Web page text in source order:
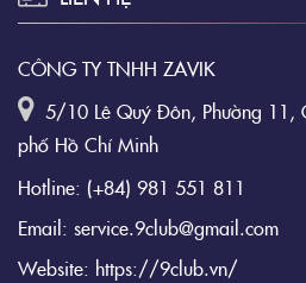
CÔNG TY TNHH ZAVIK
5/10 Lê Quý Đôn, Phường 11,
phố Hồ Chí Minh
Hotline: (+84) 981 551 811
Email: service.9club@gmail.com
Website: https://9club.vn/